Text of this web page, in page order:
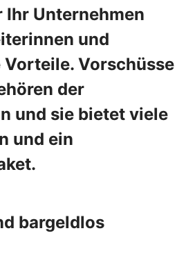
Ihr Unternehmen
und
Vorschüsse
der
und sie bietet viele
und ein
bargeldlos